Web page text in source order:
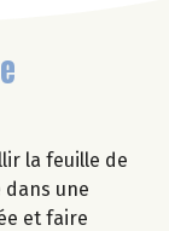
la feuille de
dans une
et faire